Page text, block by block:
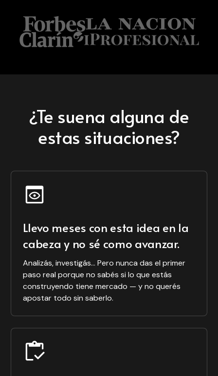
Carlos Varni
De las 15
entrevistas que
clientes. Validar no
es investigar: es la
primera
conversación de
Cristina Schwalb
Co-founder & CMO
de Bumix
Hoy busco la gente
que lo necesita, no
convencer a
frustrado antes.
DodoChat
Después de 4 años
página web y una
Orlando Téliz
MySourcing
¿Te suena alguna de
estas situaciones?
Llevo meses con esta idea en la
cabeza y no sé como avanzar.
Analizás, investigás... Pero nunca das el primer
paso real porque no sabés si lo que estás
construyendo tiene mercado — y no querés
apostar todo sin saberlo.